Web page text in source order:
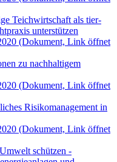
Teichwirtschaft als tier-
unterstützen
(Dokument, Link öffnet
zu nachhaltigem
(Dokument, Link öffnet
Risikomanagement in
(Dokument, Link öffnet
schützen -